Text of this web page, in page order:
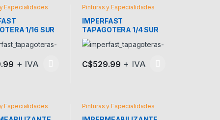
Especialidades
1/16 SUR
+ IVA
tiene múltiples variantes. Las opciones se pueden elegir en
Pinturas y Especialidades
IMPERFAST
TAPAGOTERA 1/4 SUR
C$529.99 + IVA
Este producto tiene múltiples variantes.
Especialidades Pinturas y Especialidades